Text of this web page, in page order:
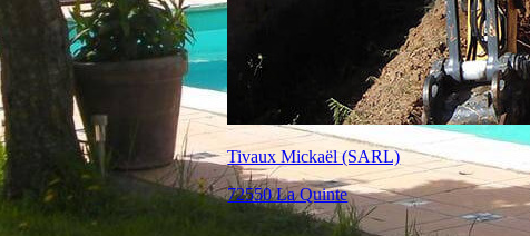
Fouquet (SARL)
72550 La Quinte